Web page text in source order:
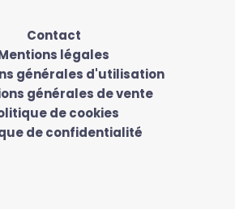
Contact
légales
générales d'utilisation
générales de vente
de cookies
de confidentialité